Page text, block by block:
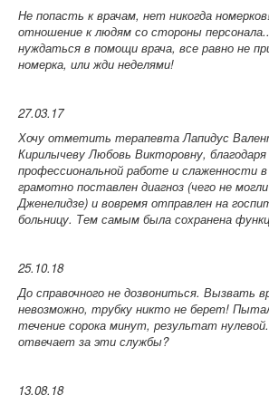
Не попасть к врачам, нет никогда
отношение к людям со стороны
нуждаться в помощи врача, все равно не
номерка, или жди неделями!
27.03.17
Хочу отметить терапевта Лапидус
Кирилычеву Любовь Викторовну, благодаря
профессиональной работе и слаженности
грамотно поставлен диагноз (чего не
Дженелидзе) и вовремя отправлен на
больницу. Тем самым была сохранена
25.10.18
До справочного не дозвониться. Вызвать
невозможно, трубку никто не берет!
течение сорока минут, результат
отвечает за эти службы?
13.08.18